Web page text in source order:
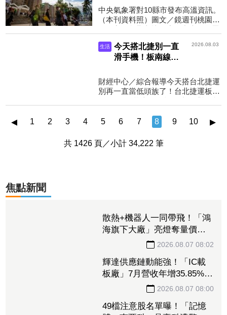
極端高溫
中央氣象署對10縣市發布高溫資訊。
（本刊資料照）圖文／鏡週刊桃園飆
園市為橙色燈號，有3...
生活
今天搭北捷別一直
滑手機！板南線驚
廂」 網狂留言：第
一次離財運這麼近
卻不敢伸手！
2026.08.03
財經中心／綜合報導今天搭台北捷運
別再一直當低頭族了！台北捷運板南
意外發現扶手吊環上居...
◂ 1 2 3 4 5 6 7 8 9 10 ▸
共 1426 頁／小計 34,222 筆
焦點新聞
散熱+機器人一同帶飛！「鴻
海旗下大廠」亮燈奪量價雙
增王 「低軌衛星巨頭」與
2026.08.07 08:02
輝達供應鏈動能強！「IC載
板廠」7月營收年增35.85%、
強勢股王
2026.08.07 08:00